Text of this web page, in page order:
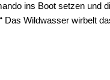
ins Boot setzen
Wildwasser wirbelt